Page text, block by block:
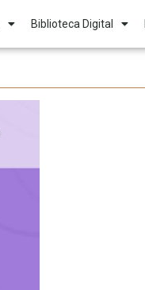
Biblioteca Digital